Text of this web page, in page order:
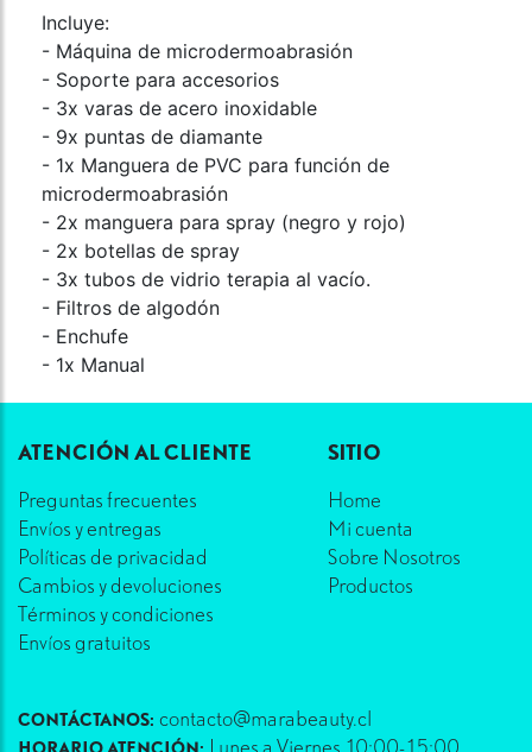
Incluye:
- Máquina de microdermoabrasión
- Soporte para accesorios
- 3x varas de acero inoxidable
- 9x puntas de diamante
- 1x Manguera de PVC para función de
microdermoabrasión
- 2x manguera para spray (negro y rojo)
- 2x botellas de spray
- 3x tubos de vidrio terapia al vacío.
- Filtros de algodón
- Enchufe
- 1x Manual
ATENCIÓN AL CLIENTE
Preguntas frecuentes
Envíos y entregas
Políticas de privacidad
Cambios y devoluciones
Términos y condiciones
Envíos gratuitos
SITIO
Home
Mi cuenta
Sobre Nosotros
Productos
CONTÁCTANOS: contacto@marabeauty.cl
HORARIO ATENCIÓN: Lunes a Viernes 10:00-15:00